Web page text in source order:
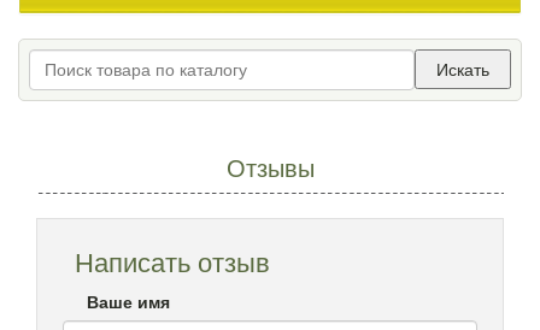
Искать
Отзывы
Написать отзыв
Ваше имя